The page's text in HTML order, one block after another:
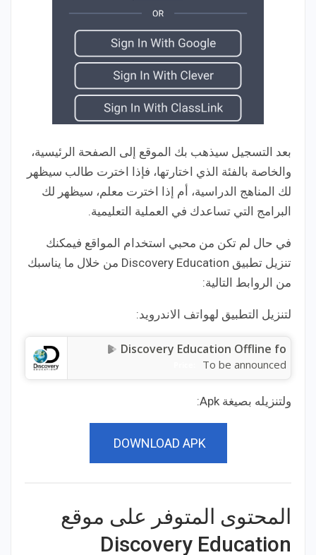
بعد التسجيل سيذهب بك الموقع إلى الصفحة الرئيسية،
والخاصة بالفئة الذي اختارتها، فإذا اخترت طالب سيظهر
لك المناهج الدراسية، أم إذا اخترت معلم، سيظهر لك
البرامج التي تساعدك في العملية التعليمية.
في حال لم تكن من محبي استخدام المواقع فيمكنك
تنزيل تطبيق Discovery Education من خلال ما يناسبك
من الروابط التالية:
لتنزيل التطبيق لهواتف الاندرويد:
Discovery Education Offline fo
To be announced
ولتنزيله بصيغة Apk:
DOWNLOAD APK
المحتوى المتوفر على موقع
Discovery Education